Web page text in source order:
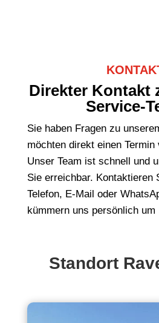
Direkter Kontakt
Service-
Sie haben Fragen zu
möchten direkt einen Termin
Unser Team ist schnell und
Sie erreichbar. Kontaktieren
Telefon, E-Mail oder
kümmern uns persönlich um
Standort